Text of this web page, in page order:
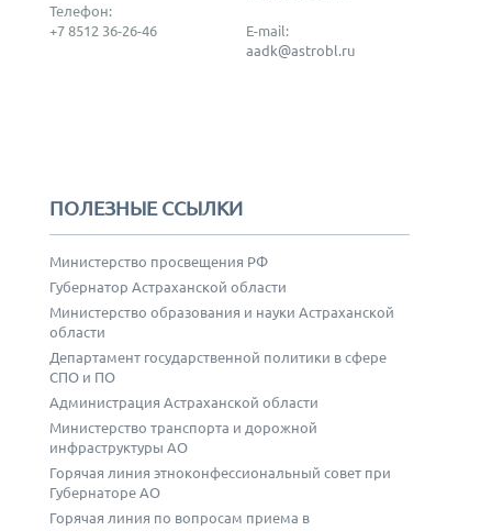
Телефон:
+7 8512 36-26-46
E-mail:
aadk@astrobl.ru
ПОЛЕЗНЫЕ ССЫЛКИ
Министерство просвещения РФ
Губернатор Астраханской области
Министерство образования и науки Астраханской
области
Департамент государственной политики в сфере
СПО и ПО
Администрация Астраханской области
Министерство транспорта и дорожной
инфраструктуры АО
Горячая линия этноконфессиональный совет при
Губернаторе АО
Горячая линия по вопросам приема в